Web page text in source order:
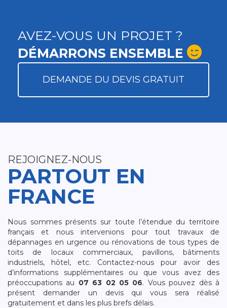
AVEZ-VOUS UN PROJET ?
DÉMARRONS ENSEMBLE
DEMANDE DU DEVIS GRATUIT
REJOIGNEZ-NOUS
PARTOUT EN
FRANCE
Nous sommes présents sur toute l’étendue du territoire
français et nous intervenions pour tout travaux de
dépannages en urgence ou rénovations de tous types de
toits de locaux commerciaux, pavillons, bâtiments
industriels, hôtel, etc. Contactez-nous pour avoir des
d’informations supplémentaires ou que vous avez des
préoccupations au 07 63 02 05 06. Vous pouvez dès à
présent demander un devis qui vous sera réalisé
gratuitement et dans les plus brefs délais.